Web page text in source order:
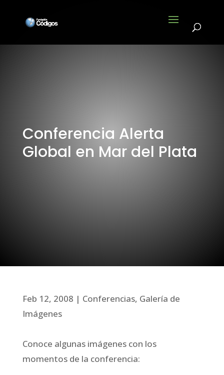
Conferencia Alerta
Global en Mar del Plata
Feb 12, 2008 Conferencias, Galería de
Imágenes
Conoce algunas imágenes con los
momentos de la conferencia: